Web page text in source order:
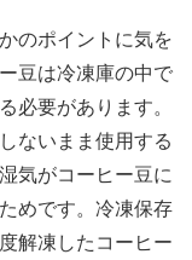
のポイントに気を
豆は冷凍庫の中で
必要があります。
ないまま使用する
気がコーヒー豆に
めです。冷凍保存
解凍したコーヒー